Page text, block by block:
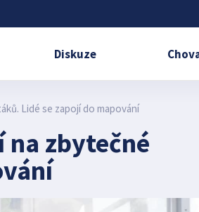
Diskuze
Lidé se zapojí do mapování
na zbytečné